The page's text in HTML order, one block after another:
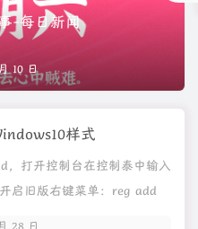
-每日新闻
10 日
样式
，打开控制台在控制泰中输入
启旧版右键菜单：reg add